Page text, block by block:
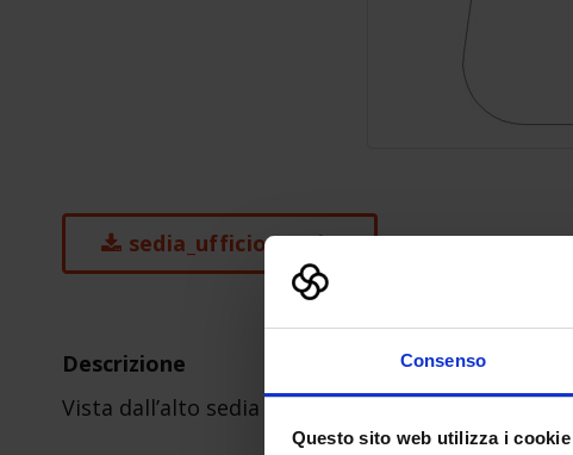
Consenso
Questo sito web utilizza i cookie
sedia_ufficio1-1.zip
Descrizione
Vista dall’alto sedia pc